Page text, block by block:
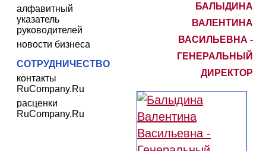
алфавитный
указатель
руководителей
новости бизнеса
СОТРУДНИЧЕСТВО
контакты
RuCompany.Ru
расценки
RuCompany.Ru
БАЛЫДИНА
ВАЛЕНТИНА
ВАСИЛЬЕВНА -
ГЕНЕРАЛЬНЫЙ
ДИРЕКТОР